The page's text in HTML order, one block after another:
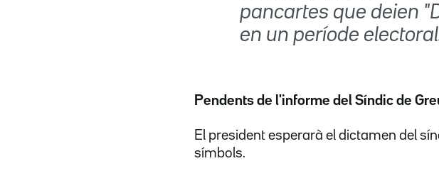
pancartes que deien
en un període
Pendents de l'informe del Síndic de
El president esperarà el dictamen del
símbols.